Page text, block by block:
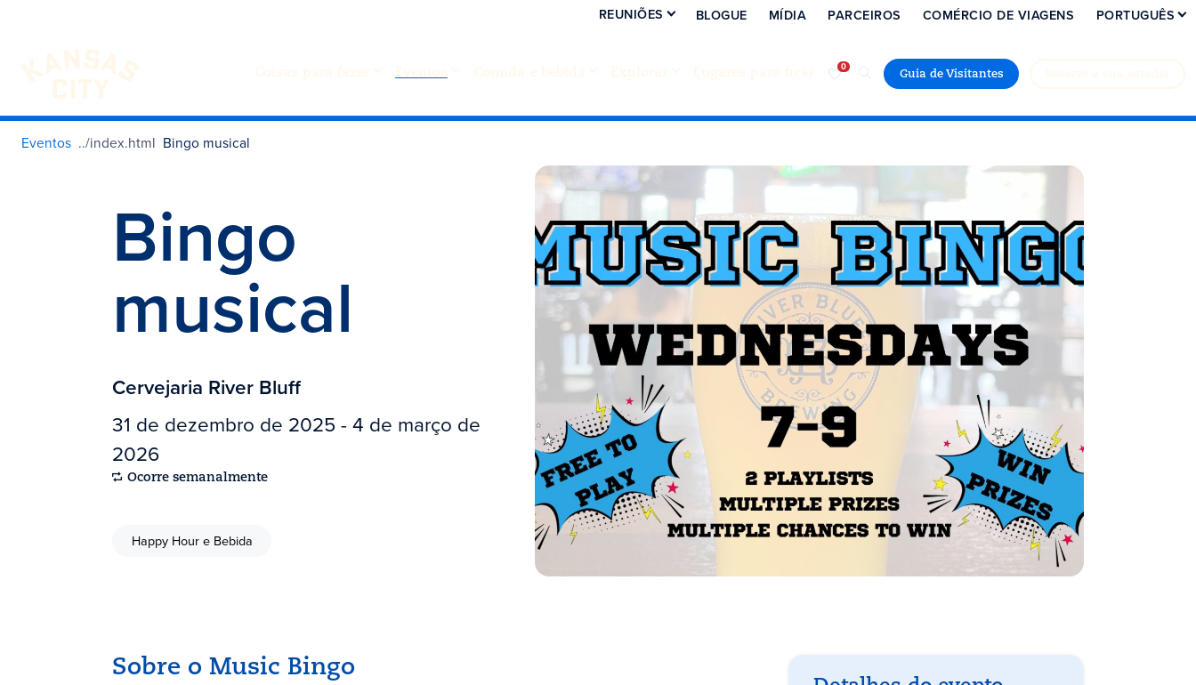
Visite o KC
Guia de Visitantes
REUNIÕES BLOGUE MÍDIA PARCEIROS COMÉRCIO DE VIAGENS PORTUGUÊS
Eventos Bingo musical
Bingo
musical
Cervejaria River Bluff
31 de dezembro de 2025 - 4 de março de
2026
Ocorre semanalmente
Happy Hour e Bebida
Sobre o Music Bingo